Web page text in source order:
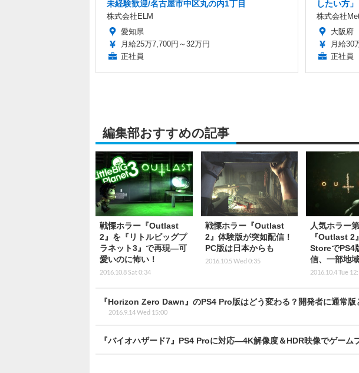
未経験歓迎/名古屋市中区丸の内1丁目
株式会社ELM
愛知県
月給25万7,700円～32万円
正社員
したい方
株式会社
大阪府
月給30
正社員
編集部おすすめの記事
戦慄ホラー『Outlast
2』を『リトルビッグプ
ラネット3』で再現―可
愛いのに怖い！
2016.10.8 Sat 0:34
戦慄ホラー『Outlast
2』体験版が突如配信！
PC版は日本からも
2016.10.5 Wed 0:35
人気ホラー
『Outlast 2
StoreでPS4
信、一部地
2016.10.4 Tue
『Horizon Zero Dawn』のPS4 Pro版はどう変わる？開発者に通常版
2016.9.14 Wed 15:00
『バイオハザード7』PS4 Proに対応―4K解像度＆HDR映像でゲーム